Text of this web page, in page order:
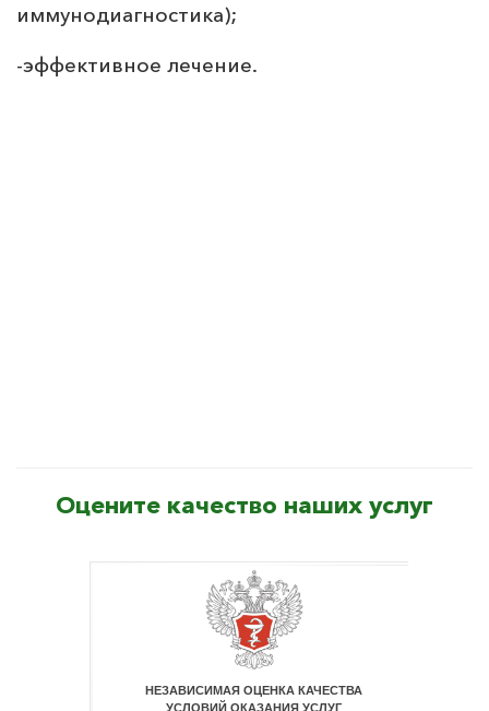
иммунодиагностика);
-эффективное лечение.
Оцените качество наших услуг